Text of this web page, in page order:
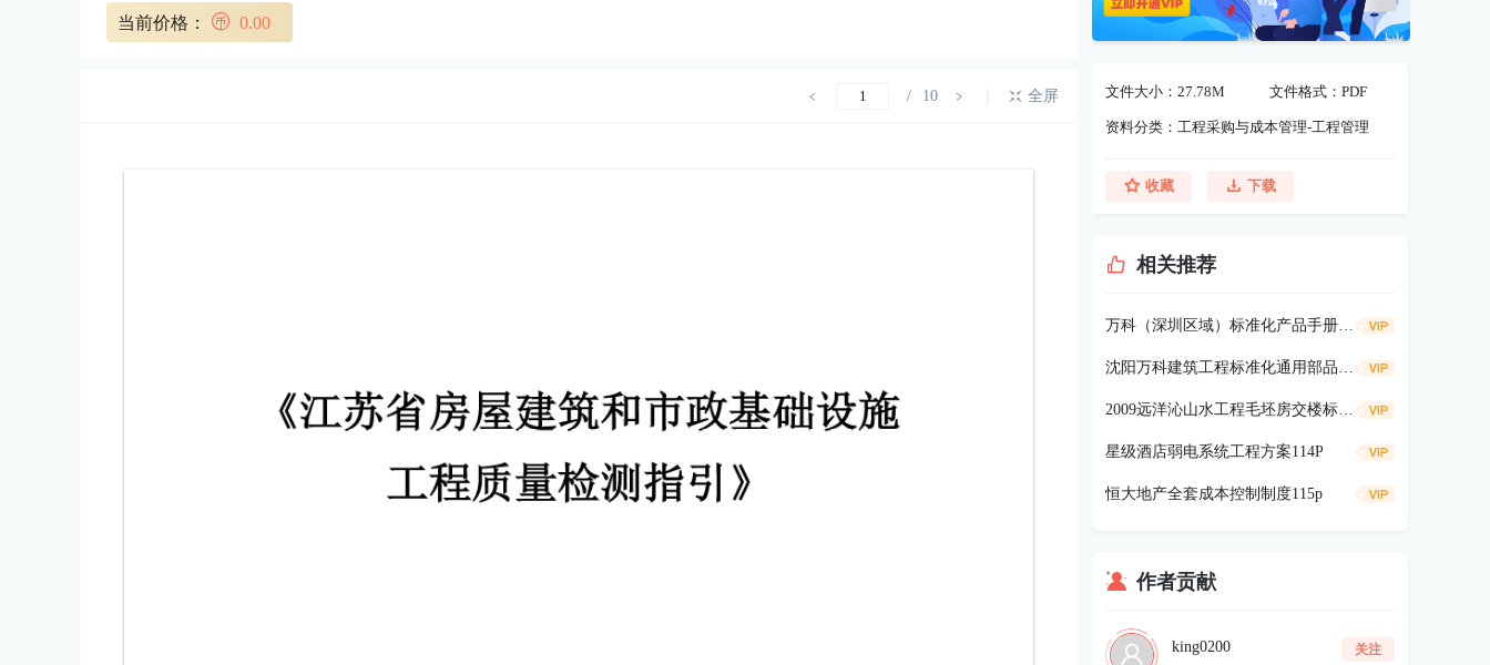
当前价格： 0.00
/ 10 全屏 文件大小：27.78M 文件格式：PDF
资料分类：工程采购与成本管理-工程管理
收藏 下载
相关推荐
万科（深圳区域）标准化产品手册-景观篇127P
沈阳万科建筑工程标准化通用部品库（第一版）
2009远洋沁山水工程毛坯房交楼标准47p
星级酒店弱电系统工程方案114P
恒大地产全套成本控制制度115p
作者贡献
king0200 关注